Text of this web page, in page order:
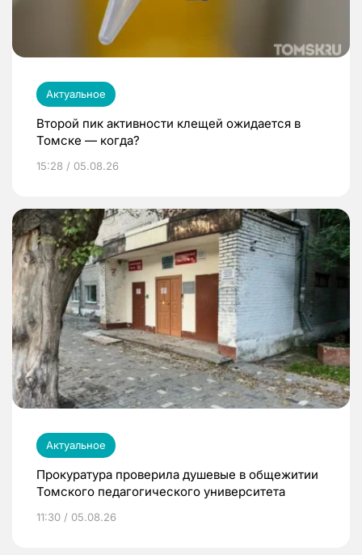
Актуальное
Второй пик активности клещей ожидается в
Томске — когда?
15:28 / 05.08.26
Актуальное
Прокуратура проверила душевые в общежитии
Томского педагогического университета
11:30 / 05.08.26